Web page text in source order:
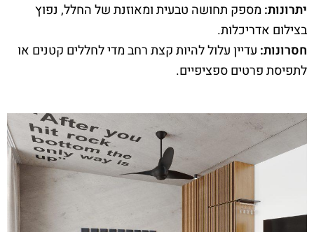
יתרונות: מספק תחושה טבעית ומאוזנת של החלל, נפוץ
בצילום אדריכלות.
חסרונות: עדיין עלול להיות קצת רחב מדי לחללים קטנים או
לתפיסת פרטים ספציפיים.